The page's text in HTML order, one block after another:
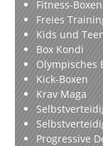
Fitness-Boxen
Freies
Kids und
Box Kondi
Olympisches
Kick-Boxen
Krav Maga
Progressive